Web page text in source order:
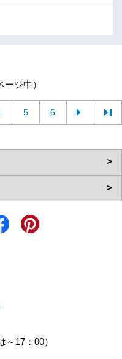
ジ中）
5 6
～17：00）